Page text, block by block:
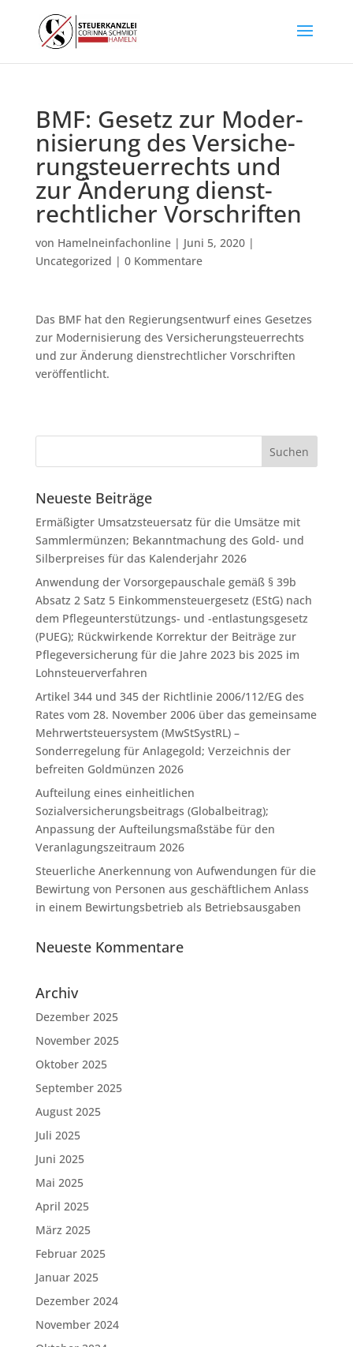
BMF: Ge­setz zur Mo­der­
ni­sie­rung des Ver­si­che­
rung­steu­er­rechts und
zur Än­de­rung dienst­
recht­li­cher Vor­schrif­ten
von Hamelneinfachonline| Juni 5, 2020|
Uncategorized | 0 Kommentare
Das BMF hat den Regierungsentwurf eines Ge­setzes
zur Mo­der­ni­sie­rung des Ver­si­che­rung­steu­er­rechts
und zur Än­de­rung dienst­recht­li­cher Vor­schrif­ten
veröffentlicht.
Neueste Beiträge
Ermäßigter Umsatzsteuersatz für die Umsätze mit
Sammlermünzen; Bekanntmachung des Gold- und
Silberpreises für das Kalenderjahr 2026
Anwendung der Vorsorgepauschale gemäß § 39b
Absatz 2 Satz 5 Einkommensteuergesetz (EStG) nach
dem Pflegeunterstützungs- und -entlastungsgesetz
(PUEG); Rückwirkende Korrektur der Beiträge zur
Pflegeversicherung für die Jahre 2023 bis 2025 im
Lohnsteuerverfahren
Artikel 344 und 345 der Richtlinie 2006/112/EG des
Rates vom 28. November 2006 über das gemeinsame
Mehrwertsteuersystem (MwStSystRL) –
Sonderregelung für Anlagegold; Verzeichnis der
befreiten Goldmünzen 2026
Aufteilung eines einheitlichen
Sozialversicherungsbeitrags (Globalbeitrag);
Anpassung der Aufteilungsmaßstäbe für den
Veranlagungszeitraum 2026
Steuerliche Anerkennung von Aufwendungen für die
Bewirtung von Personen aus geschäftlichem Anlass
in einem Bewirtungsbetrieb als Betriebsausgaben
Neueste Kommentare
Archiv
Dezember 2025
November 2025
Oktober 2025
September 2025
August 2025
Juli 2025
Juni 2025
Mai 2025
April 2025
März 2025
Februar 2025
Januar 2025
Dezember 2024
November 2024